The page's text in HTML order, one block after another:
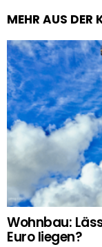
MEHR AUS DER
Wohnbau:
Euro liegen?